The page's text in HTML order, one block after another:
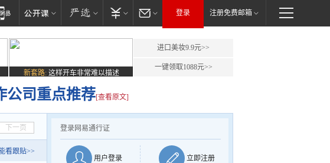
登录 注册免费邮箱
新套路: 这样开车非常难以描述
进口美妆9.9元>>
一键领取1088元>>
公司重点推荐[查看原文]
下一页
看跟贴>>
登录网易通行证
用户登录 立即注册